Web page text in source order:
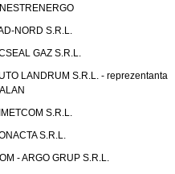
NORD S.R.L.
GAZ S.R.L.
LANDRUM S.R.L. - reprezentanta
S.R.L.
S.R.L.
- ARGO GRUP S.R.L.